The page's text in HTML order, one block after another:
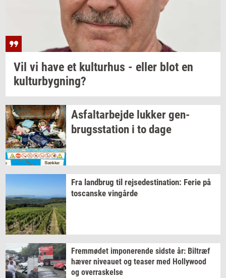
Vil vi have et kul­tur­hus - eller blot en
kul­tur­byg­ning?
As­fal­t­ar­bej­de luk­kergen­
brugs­sta­tion i to dage
Fra land­brug til rej­se­desti­na­tion: Ferie på
toscan­ske vin­går­de
Frem­mø­det im­po­ne­ren­de sid­ste år: Bil­træf
hæver ni­veau­et og tea­ser med Hol­lywood
og over­ra­skel­se